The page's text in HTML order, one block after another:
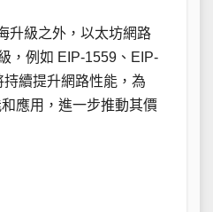
升級之外，以太坊網路
，例如 EIP-1559、EIP-
續提升網路性能，為
應用，進一步推動其價